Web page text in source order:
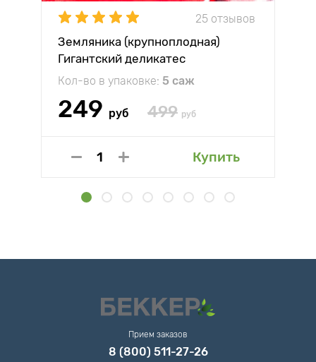
25 отзывов
Земляника (крупноплодная)
Гигантский деликатес
Кол-во в упаковке: 5 саж
249 руб 499 руб
Купить
Прием заказов
8 (800) 511-27-26